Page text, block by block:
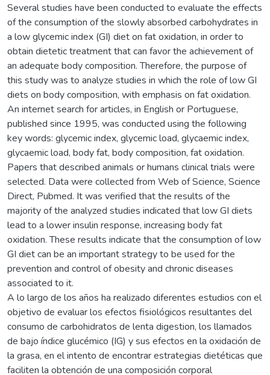
Several studies have been conducted to evaluate the effects
of the consumption of the slowly absorbed carbohydrates in
a low glycemic index (GI) diet on fat oxidation, in order to
obtain dietetic treatment that can favor the achievement of
an adequate body composition. Therefore, the purpose of
this study was to analyze studies in which the role of low GI
diets on body composition, with emphasis on fat oxidation.
An internet search for articles, in English or Portuguese,
published since 1995, was conducted using the following
key words: glycemic index, glycemic load, glycaemic index,
glycaemic load, body fat, body composition, fat oxidation.
Papers that described animals or humans clinical trials were
selected. Data were collected from Web of Science, Science
Direct, Pubmed. It was verified that the results of the
majority of the analyzed studies indicated that low GI diets
lead to a lower insulin response, increasing body fat
oxidation. These results indicate that the consumption of low
GI diet can be an important strategy to be used for the
prevention and control of obesity and chronic diseases
associated to it.
A lo largo de los años ha realizado diferentes estudios con el
objetivo de evaluar los efectos fisiológicos resultantes del
consumo de carbohidratos de lenta digestion, los llamados
de bajo índice glucémico (IG) y sus efectos en la oxidación de
la grasa, en el intento de encontrar estrategias dietéticas que
faciliten la obtención de una composición corporal